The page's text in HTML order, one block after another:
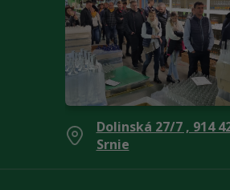
Dolinská 27/7 , 914
Srnie